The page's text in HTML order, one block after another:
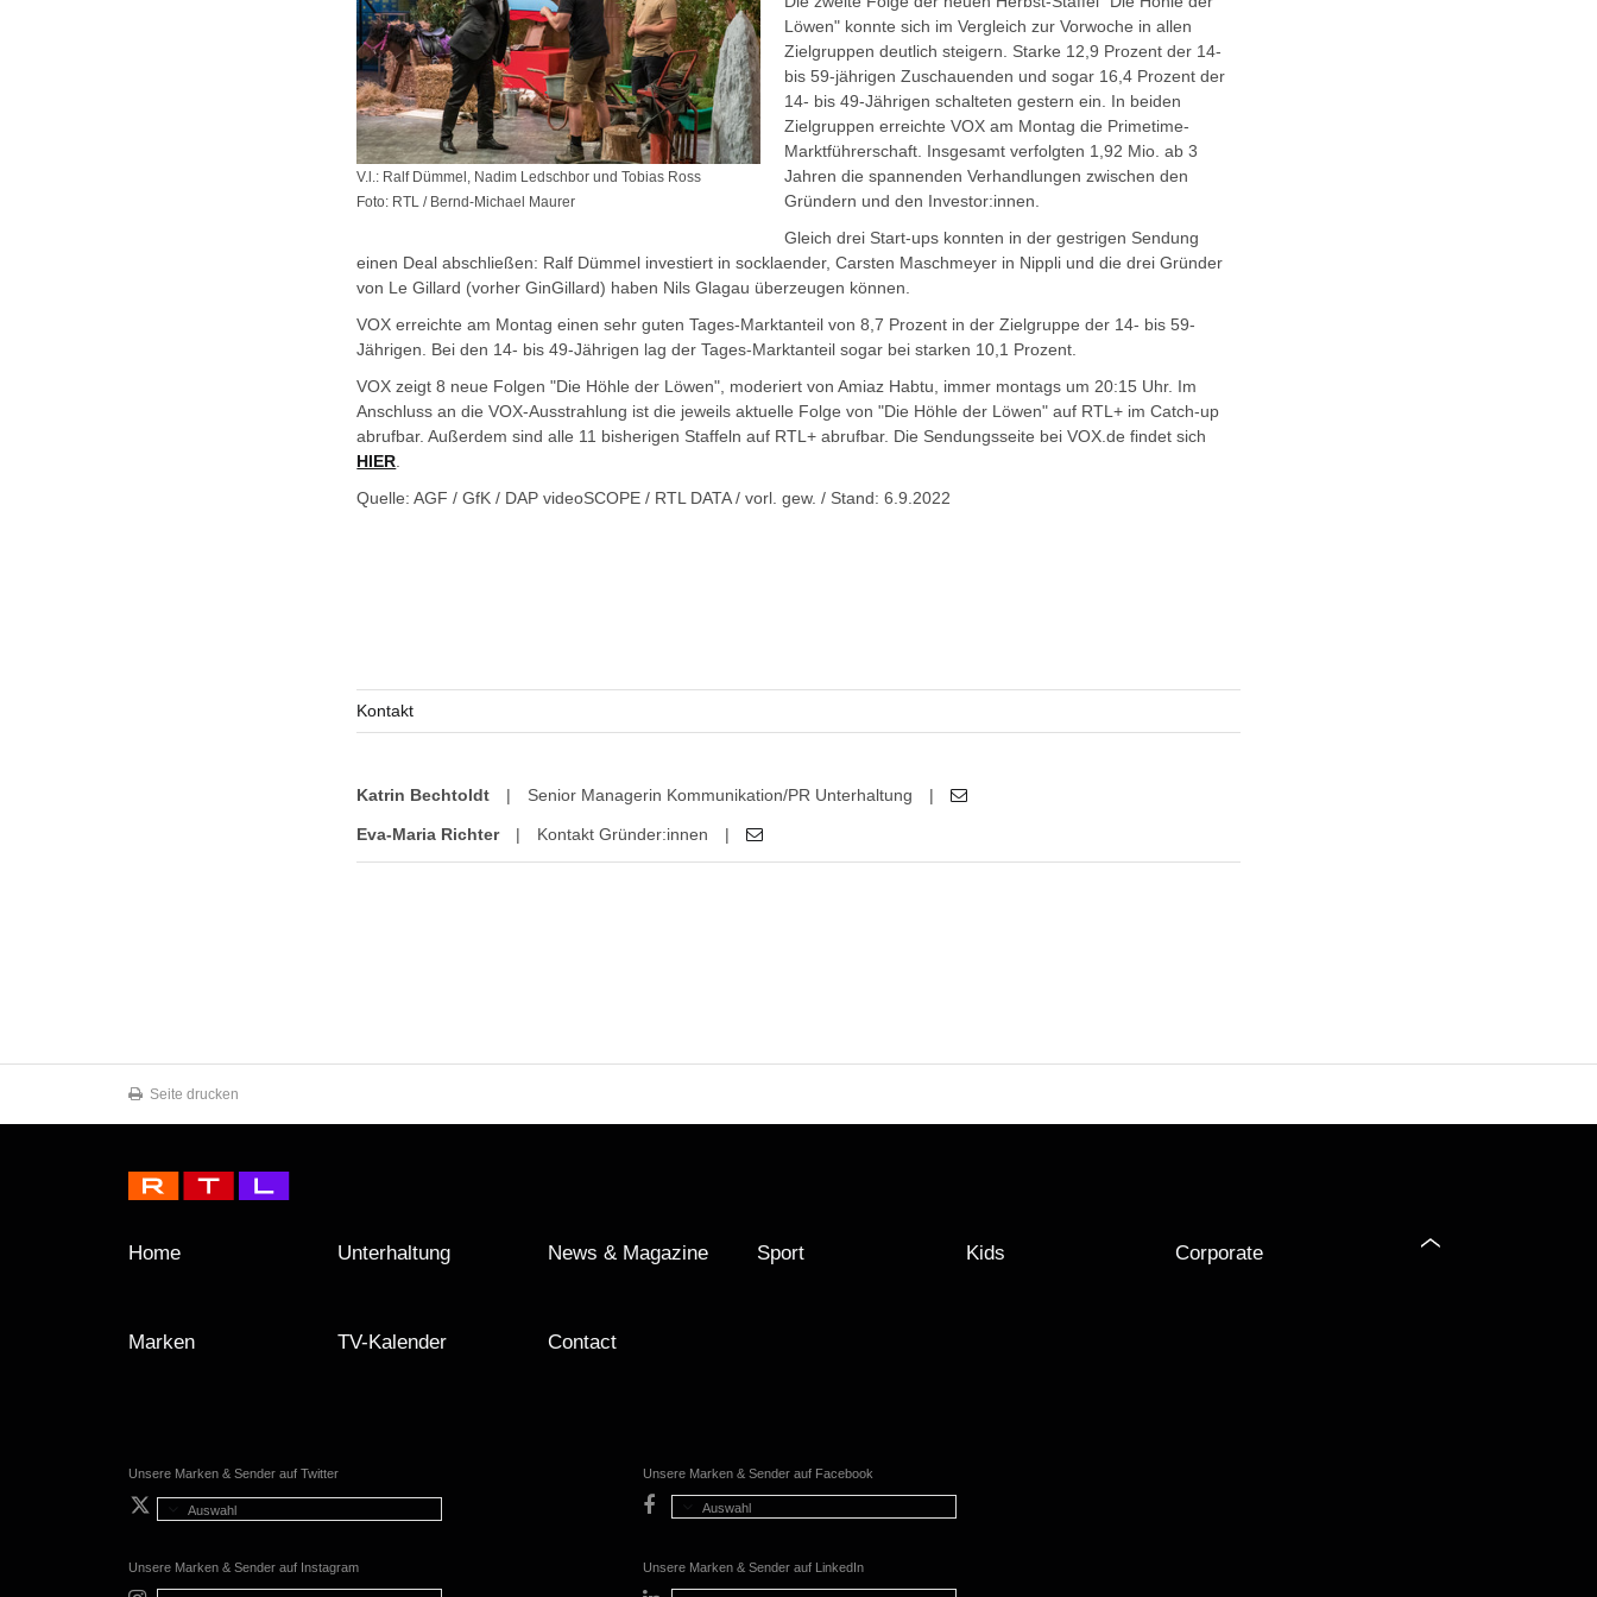
V.l.: Ralf Dümmel, Nadim Ledschbor und Tobias Ross
Foto: RTL / Bernd-Michael Maurer
Löwen" konnte sich im Vergleich zur Vorwoche in allen
Zielgruppen deutlich steigern. Starke 12,9 Prozent der 14-
bis 59-jährigen Zuschauenden und sogar 16,4 Prozent der
14- bis 49-Jährigen schalteten gestern ein. In beiden
Zielgruppen erreichte VOX am Montag die Primetime-
Marktführerschaft. Insgesamt verfolgten 1,92 Mio. ab 3
Jahren die spannenden Verhandlungen zwischen den
Gründern und den Investor:innen.
Gleich drei Start-ups konnten in der gestrigen Sendung
einen Deal abschließen: Ralf Dümmel investiert in socklaender, Carsten Maschmeyer in Nippli und die drei Gründer
von Le Gillard (vorher GinGillard) haben Nils Glagau überzeugen können.
VOX erreichte am Montag einen sehr guten Tages-Marktanteil von 8,7 Prozent in der Zielgruppe der 14- bis 59-
Jährigen. Bei den 14- bis 49-Jährigen lag der Tages-Marktanteil sogar bei starken 10,1 Prozent.
VOX zeigt 8 neue Folgen "Die Höhle der Löwen", moderiert von Amiaz Habtu, immer montags um 20:15 Uhr. Im
Anschluss an die VOX-Ausstrahlung ist die jeweils aktuelle Folge von "Die Höhle der Löwen" auf RTL+ im Catch-up
abrufbar. Außerdem sind alle 11 bisherigen Staffeln auf RTL+ abrufbar. Die Sendungsseite bei VOX.de findet sich
HIER
Quelle: AGF / GfK / DAP videoSCOPE / RTL DATA / vorl. gew. / Stand: 6.9.2022
Kontakt
Katrin Bechtoldt | Senior Managerin Kommunikation/PR Unterhaltung |
Eva-Maria Richter | Kontakt Gründer:innen |
Seite drucken
Home Unterhaltung News & Magazine Sport Kids Corporate
Marken TV-Kalender Contact
Unsere Marken & Sender auf Twitter
Auswahl
Unsere Marken & Sender auf Facebook
Auswahl
Unsere Marken & Sender auf Instagram Unsere Marken & Sender auf LinkedIn